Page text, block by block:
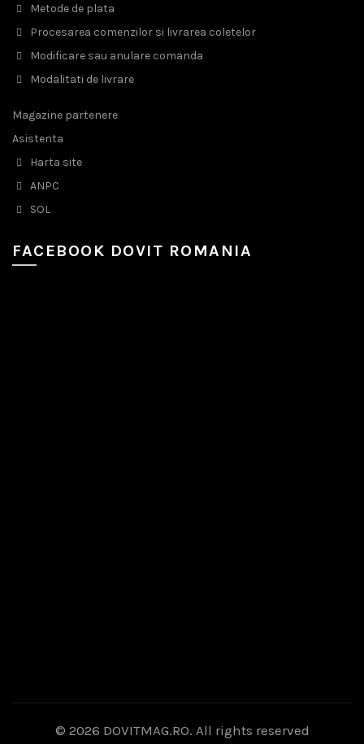
Metode de plata
Procesarea comenzilor si livrarea coletelor
Modificare sau anulare comanda
Modalitati de livrare
Magazine partenere
Asistenta
Harta site
ANPC
SOL
FACEBOOK DOVIT ROMANIA
© 2026 DOVITMAG.RO. All rights reserved